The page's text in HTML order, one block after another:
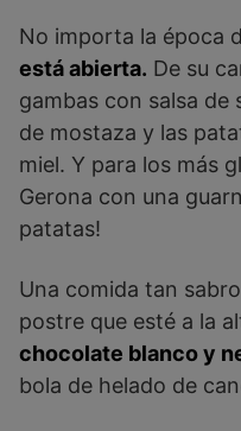
No importa la época
está abierta. De su
gambas con salsa de
de mostaza y las
miel. Y para los más
Gerona con una
patatas!
Una comida tan
postre que esté a la
chocolate blanco y
bola de helado de